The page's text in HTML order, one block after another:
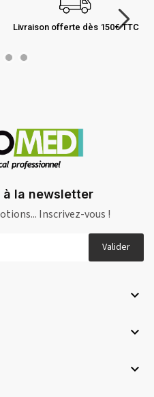
Livraison offerte dès 150€ TTC
la newsletter
Inscrivez-vous !
Valider


